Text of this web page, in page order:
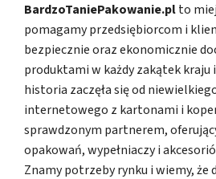
BardzoTaniePakowanie.plto
pomagamy przedsiębiorcom i
bezpiecznie oraz ekonomicznie
produktami w każdy zakątek kraju
historia zaczęła się od
internetowego z kartonami i
sprawdzonym partnerem,
opakowań, wypełniaczy i
Znamy potrzeby rynku i wiemy, że